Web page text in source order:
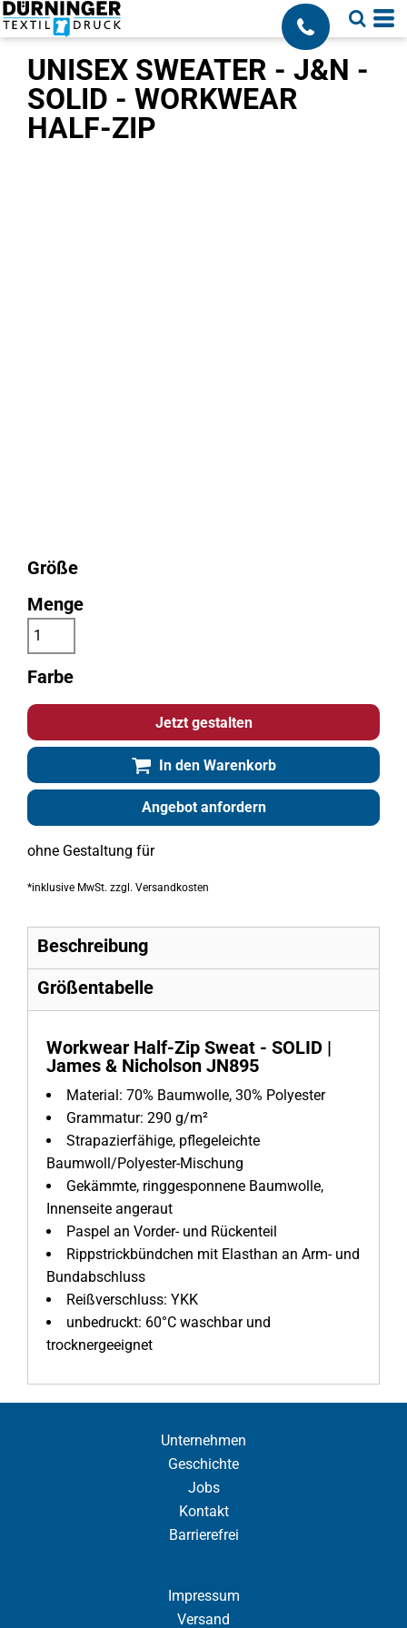
;
UNISEX SWEATER - J&N -
SOLID - WORKWEAR
HALF-ZIP
Farbe
Größe
Menge
Jetzt gestalten
In den Warenkorb
ohne Gestaltung für
*inklusive MwSt. zzgl. Versandkosten
Beschreibung
Größentabelle
Workwear Half-Zip Sweat - SOLID |
James & Nicholson JN895
Material: 70% Baumwolle, 30% Polyester
Grammatur: 290 g/m²
Strapazierfähige, pflegeleichte
Baumwoll/Polyester-Mischung
Gekämmte, ringgesponnene Baumwolle,
Innenseite angeraut
Paspel an Vorder- und Rückenteil
Rippstrickbündchen mit Elasthan an Arm- und
Bundabschluss
Reißverschluss: YKK
unbedruckt: 60°C waschbar und
trocknergeeignet
Angebot anfordern
Unternehmen
Geschichte
Jobs
Kontakt
Barrierefrei
Impressum
Versand